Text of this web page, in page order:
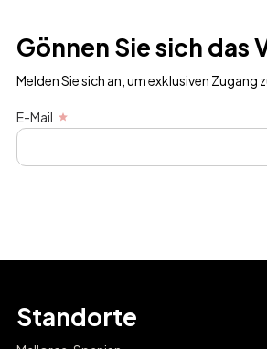
Gönnen Sie sich das
Melden Sie sich an, um exklusiven
E-Mail
Standorte